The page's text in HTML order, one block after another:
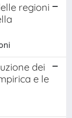
regioni
dei
e le